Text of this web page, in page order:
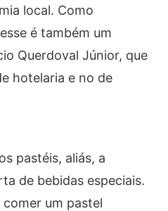
local. Como
é também um
Querdoval Júnior, que
hotelaria e no de
pastéis, aliás, a
de bebidas especiais.
comer um pastel